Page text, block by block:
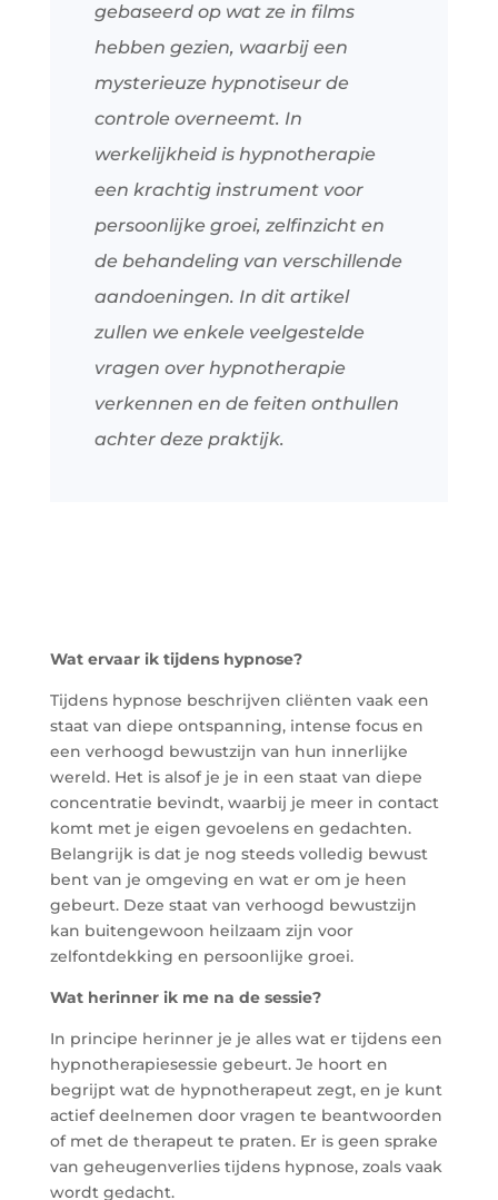
gebaseerd op wat ze in films
hebben gezien, waarbij een
mysterieuze hypnotiseur de
controle overneemt. In
werkelijkheid is hypnotherapie
een krachtig instrument voor
persoonlijke groei, zelfinzicht en
de behandeling van verschillende
aandoeningen. In dit artikel
zullen we enkele veelgestelde
vragen over hypnotherapie
verkennen en de feiten onthullen
achter deze praktijk.
Wat ervaar ik tijdens hypnose?
Tijdens hypnose beschrijven cliënten vaak een
staat van diepe ontspanning, intense focus en
een verhoogd bewustzijn van hun innerlijke
wereld. Het is alsof je je in een staat van diepe
concentratie bevindt, waarbij je meer in contact
komt met je eigen gevoelens en gedachten.
Belangrijk is dat je nog steeds volledig bewust
bent van je omgeving en wat er om je heen
gebeurt. Deze staat van verhoogd bewustzijn
kan buitengewoon heilzaam zijn voor
zelfontdekking en persoonlijke groei.
Wat herinner ik me na de sessie?
In principe herinner je je alles wat er tijdens een
hypnotherapiesessie gebeurt. Je hoort en
begrijpt wat de hypnotherapeut zegt, en je kunt
actief deelnemen door vragen te beantwoorden
of met de therapeut te praten. Er is geen sprake
van geheugenverlies tijdens hypnose, zoals vaak
wordt gedacht.